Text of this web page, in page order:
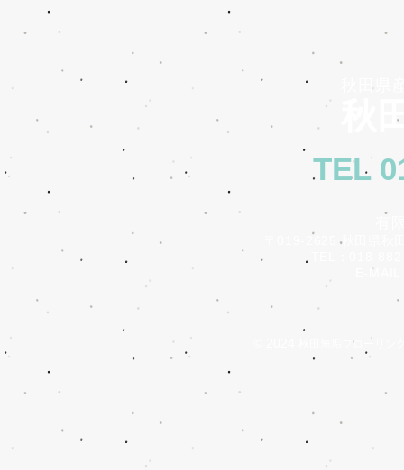
秋田県
秋
TEL
〒019-2625 秋田県秋
E-MAIL
秋田無垢フローリン